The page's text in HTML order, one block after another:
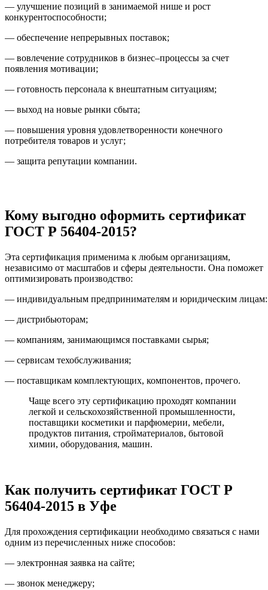
— улучшение позиций в занимаемой нише и рост
конкурентоспособности;
— обеспечение непрерывных поставок;
— вовлечение сотрудников в бизнес–процессы за счет
появления мотивации;
— готовность персонала к внештатным ситуациям;
— выход на новые рынки сбыта;
— повышения уровня удовлетворенности конечного
потребителя товаров и услуг;
— защита репутации компании.
Кому выгодно оформить сертификат
ГОСТ Р 56404-2015?
Эта сертификация применима к любым организациям,
независимо от масштабов и сферы деятельности. Она поможет
оптимизировать производство:
— индивидуальным предпринимателям и юридическим лицам:
— дистрибьюторам;
— компаниям, занимающимся поставками сырья;
— сервисам техобслуживания;
— поставщикам комплектующих, компонентов, прочего.
Чаще всего эту сертификацию проходят компании
легкой и сельскохозяйственной промышленности,
поставщики косметики и парфюмерии, мебели,
продуктов питания, стройматериалов, бытовой
химии, оборудования, машин.
Как получить сертификат ГОСТ Р
56404-2015 в Уфе
Для прохождения сертификации необходимо связаться с нами
одним из перечисленных ниже способов:
— электронная заявка на сайте;
— звонок менеджеру;